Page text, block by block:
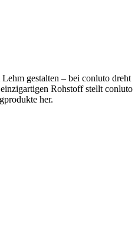
gestalten – bei conluto dreht
Rohstoff stellt conluto
her.